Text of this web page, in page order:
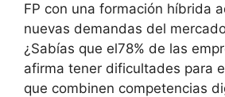
FP con una formación híbrida
nuevas demandas del
¿Sabías que el78% de las
afirma tener dificultades para
que combinen competencias